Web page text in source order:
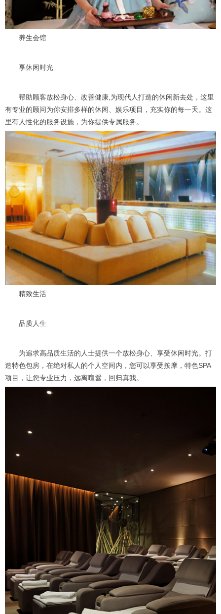
养生会馆
享休闲时光
帮助顾客放松身心、改善健康,为现代人打造的休闲新去处，这里
有专业的顾问为你安排多样的休闲、娱乐项目，充实你的每一天。这
里有人性化的服务设施，为你提供专属服务。
精致生活
品质人生
为追求高品质生活的人士提供一个放松身心、享受休闲时光。打
造特色包房，在绝对私人的个人空间内，您可以享受按摩，特色SPA
项目，让您专业压力，远离喧嚣，回归真我。